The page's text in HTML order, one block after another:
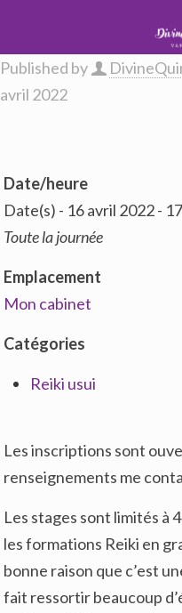
Published by
avril 2022
Date/heure
Date(s) - 16 avril 2022 -
Toute la journée
Emplacement
Mon cabinet
Catégories
Reiki usui
Les inscriptions sont
renseignements me
Les stages sont limités à
les formations Reiki en
bonne raison que c’est
fait ressortir beaucoup